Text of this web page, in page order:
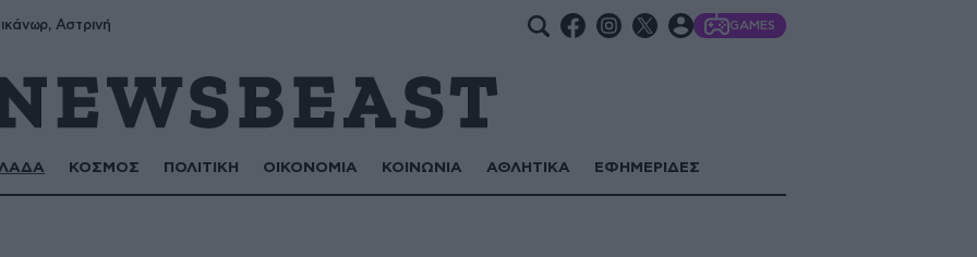
Αστρινή GAMES
ΚΟΣΜΟΣ ΠΟΛΙΤΙΚΗ ΟΙΚΟΝΟΜΙΑ ΚΟΙΝΩΝΙΑ ΑΘΛΗΤΙΚΑ ΕΦΗΜΕΡΙΔΕΣ